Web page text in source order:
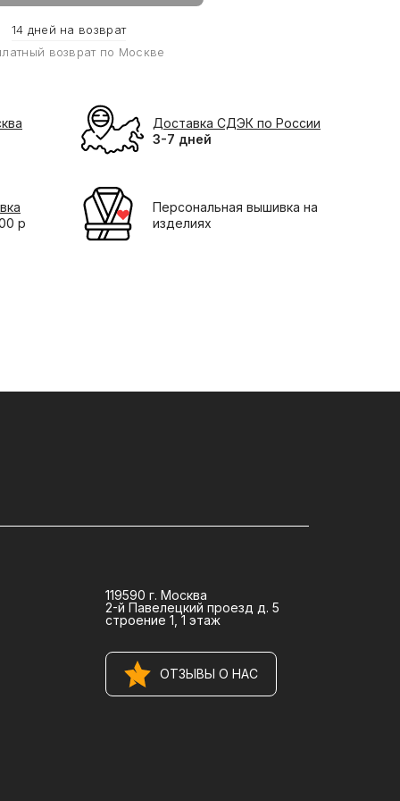
14 дней на возврат
возврат по Москве
Доставка СДЭК по России
3-7 дней
р
Персональная вышивка на
изделиях
119590 г. Москва
2-й Павелецкий проезд д. 5
строение 1, 1 этаж
ОТЗЫВЫ О НАС